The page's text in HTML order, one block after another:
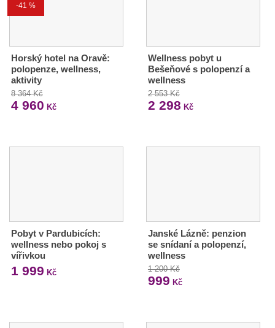
-41 %
Horský hotel na Oravě:
polopenze, wellness,
aktivity
8 364 Kč
4 960 Kč
Wellness pobyt u
Bešeňové s polopenzí a
wellness
2 553 Kč
2 298 Kč
Pobyt v Pardubicích:
wellness nebo pokoj s
vířivkou
1 999 Kč
Janské Lázně: penzion
se snídaní a polopenzí,
wellness
1 200 Kč
999 Kč